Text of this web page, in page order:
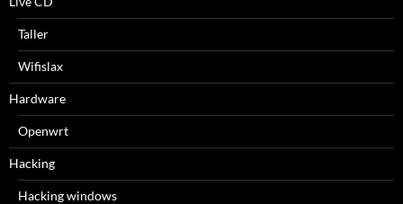
Taller
Wifislax
Hardware
Openwrt
Hacking
Hacking windows